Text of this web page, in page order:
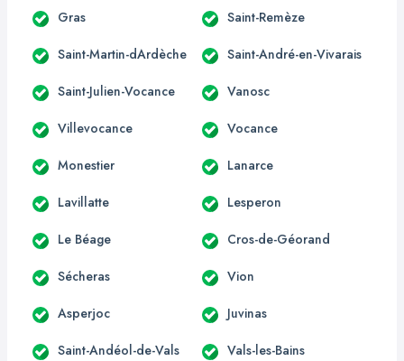
Gras Saint-Remèze
Saint-Martin-dArdèche Saint-André-en-Vivarais
Saint-Julien-Vocance Vanosc
Villevocance Vocance
Monestier Lanarce
Lavillatte Lesperon
Le Béage Cros-de-Géorand
Sécheras Vion
Asperjoc Juvinas
Saint-Andéol-de-Vals Vals-les-Bains